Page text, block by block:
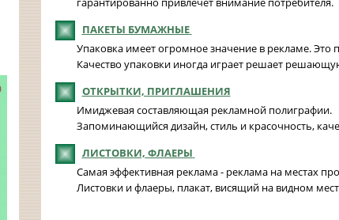
ПАКЕТЫ БУМАЖНЫЕ
Упаковка имеет огромное значение в рекламе. Это
Качество упаковки иногда играет решает
ОТКРЫТКИ, ПРИГЛАШЕНИЯ
Имиджевая составляющая рекламной полиграфии.
Запоминающийся дизайн, стиль и красочность,
ЛИСТОВКИ, ФЛАЕРЫ
Самая эффективная реклама - реклама на местах
Листовки и флаеры, плакат, висящий на видном